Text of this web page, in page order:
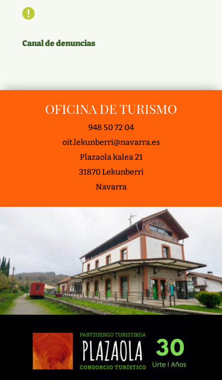

Canal de denuncias
OFICINA DE TURISMO
948 50 72 04
oit.lekunberri@navarra.es
Plazaola kalea 21
31870 Lekunberri
Navarra